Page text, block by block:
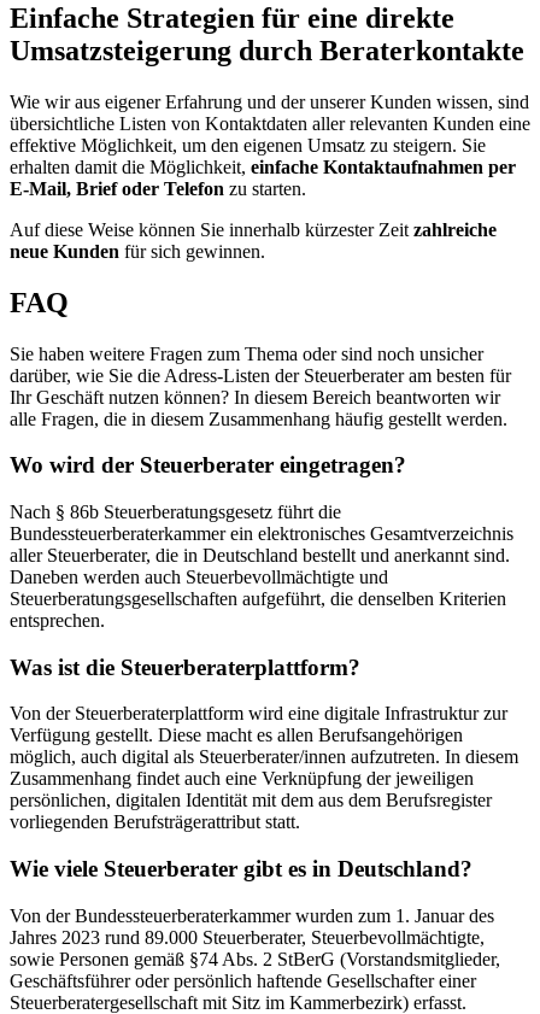
Einfache Strategien für eine direkte
Umsatzsteigerung durch Beraterkontakte
Wie wir aus eigener Erfahrung und der unserer Kunden wissen, sind
übersichtliche Listen von Kontaktdaten aller relevanten Kunden eine
effektive Möglichkeit, um den eigenen Umsatz zu steigern. Sie
erhalten damit die Möglichkeit, einfache Kontaktaufnahmen per
E-Mail, Brief oder Telefon zu starten.
Auf diese Weise können Sie innerhalb kürzester Zeit zahlreiche
neue Kunden für sich gewinnen.
FAQ
Sie haben weitere Fragen zum Thema oder sind noch unsicher
darüber, wie Sie die Adress-Listen der Steuerberater am besten für
Ihr Geschäft nutzen können? In diesem Bereich beantworten wir
alle Fragen, die in diesem Zusammenhang häufig gestellt werden.
Wo wird der Steuerberater eingetragen?
Nach § 86b Steuerberatungsgesetz führt die
Bundessteuerberaterkammer ein elektronisches Gesamtverzeichnis
aller Steuerberater, die in Deutschland bestellt und anerkannt sind.
Daneben werden auch Steuerbevollmächtigte und
Steuerberatungsgesellschaften aufgeführt, die denselben Kriterien
entsprechen.
Was ist die Steuerberaterplattform?
Von der Steuerberaterplattform wird eine digitale Infrastruktur zur
Verfügung gestellt. Diese macht es allen Berufsangehörigen
möglich, auch digital als Steuerberater/innen aufzutreten. In diesem
Zusammenhang findet auch eine Verknüpfung der jeweiligen
persönlichen, digitalen Identität mit dem aus dem Berufsregister
vorliegenden Berufsträgerattribut statt.
Wie viele Steuerberater gibt es in Deutschland?
Von der Bundessteuerberaterkammer wurden zum 1. Januar des
Jahres 2023 rund 89.000 Steuerberater, Steuerbevollmächtigte,
sowie Personen gemäß §74 Abs. 2 StBerG (Vorstandsmitglieder,
Geschäftsführer oder persönlich haftende Gesellschafter einer
Steuerberatergesellschaft mit Sitz im Kammerbezirk) erfasst.